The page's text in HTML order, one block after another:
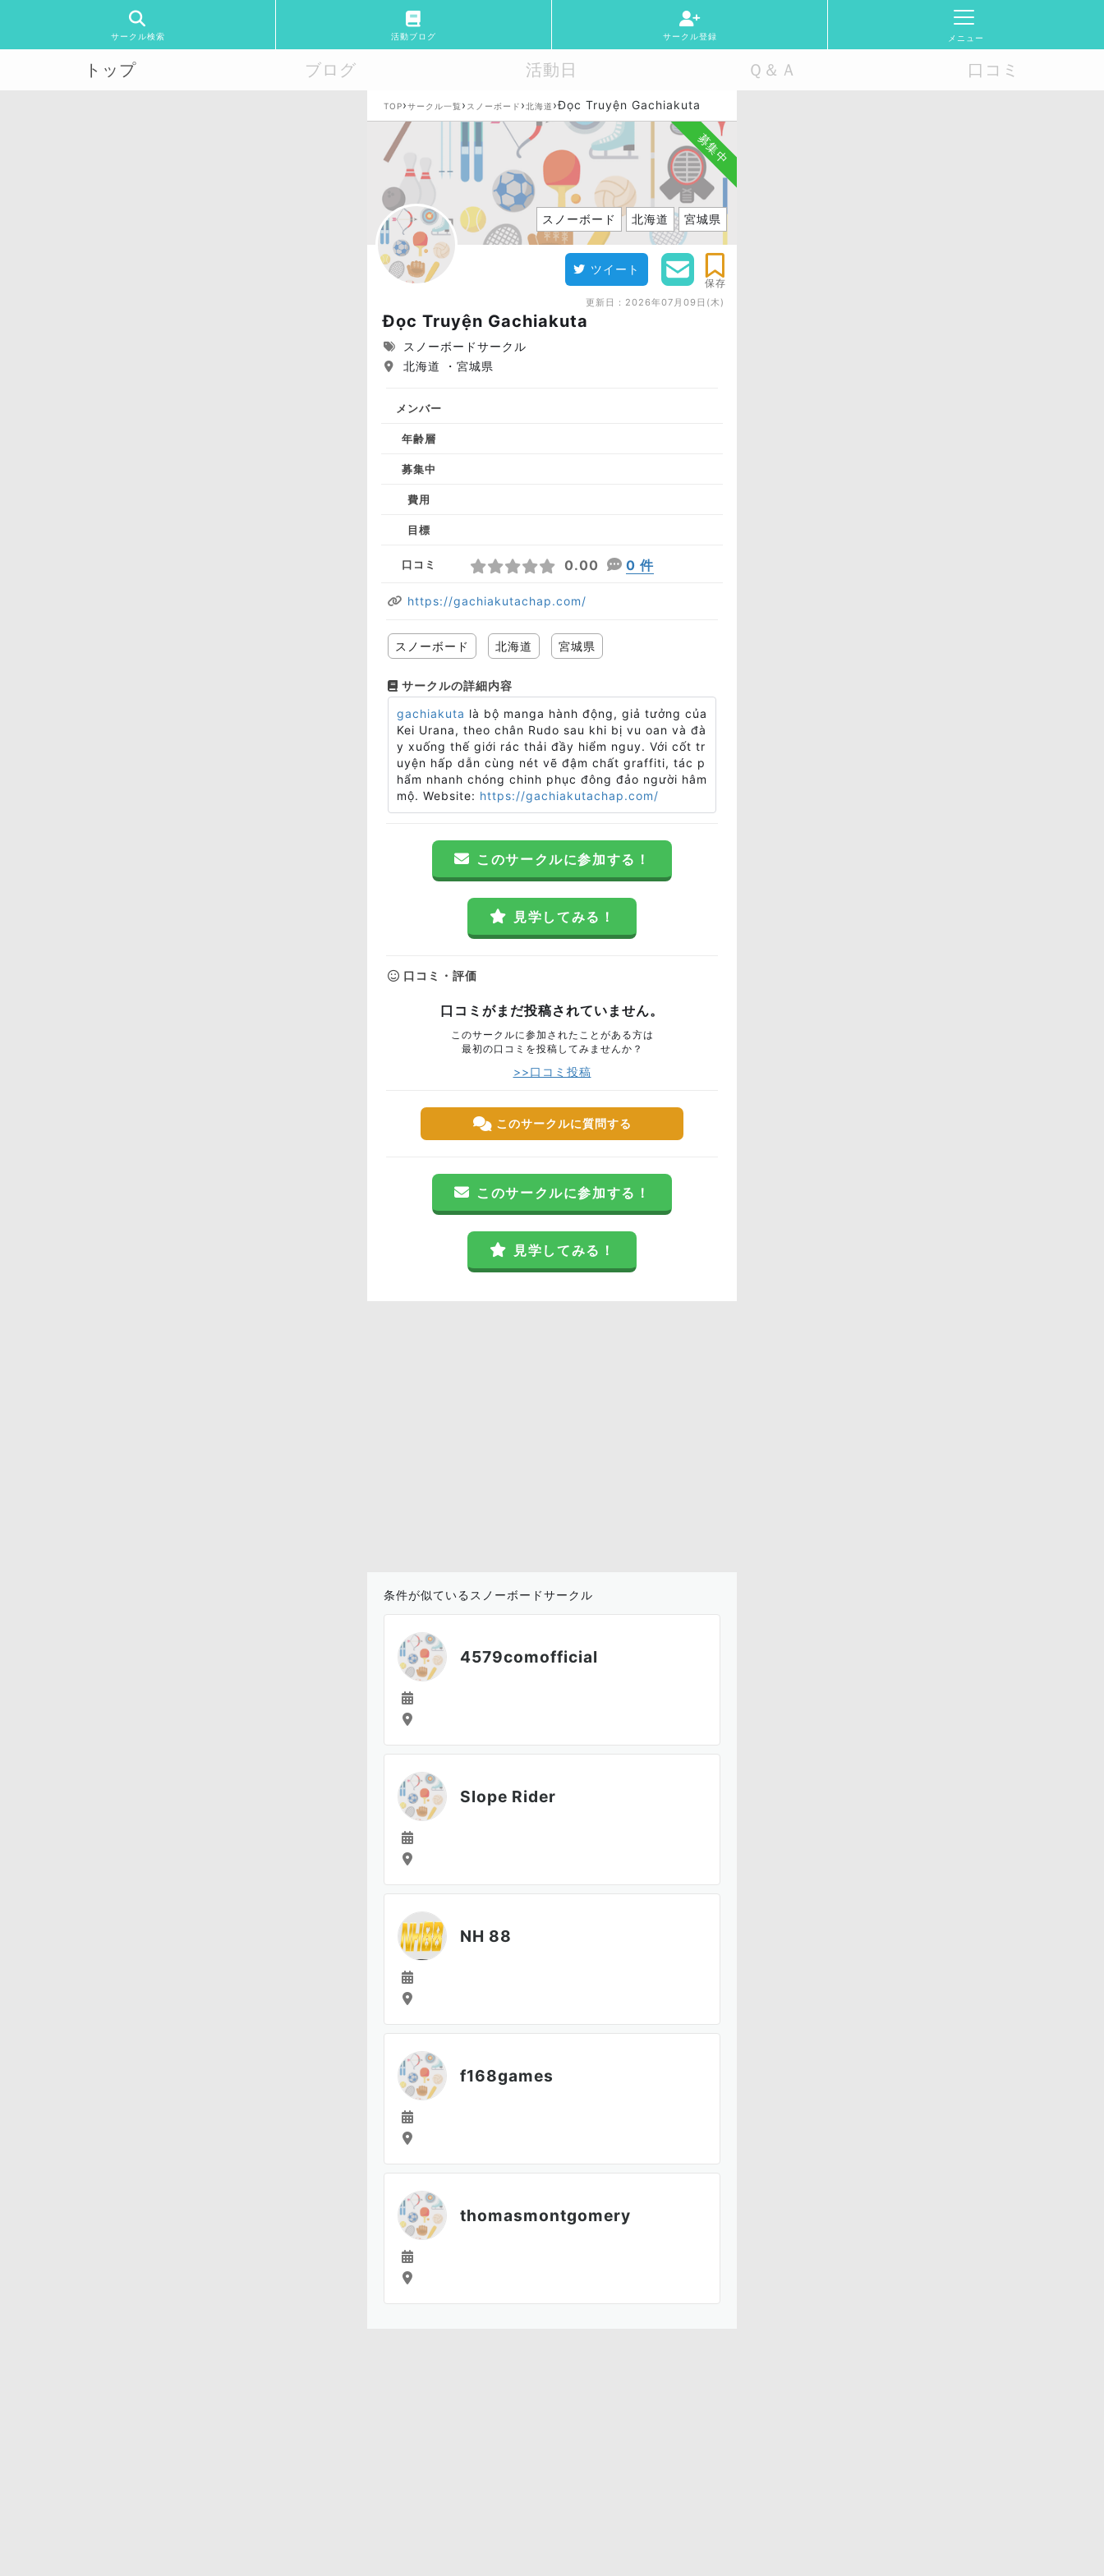
サークル検索 活動ブログ サークル登録 メニュー
トップ ブログ 活動日 Ｑ＆Ａ 口コミ
TOP›サークル一覧 › スノーボード ›北海道 ›Đọc Truyện Gachiakuta
募集中
スノーボード 北海道 宮城県
ツイート
保存
更新日： 2026年07月09日(木)
Đọc Truyện Gachiakuta
スノーボードサークル
北海道 ・宮城県
メンバー
年齢層
募集中
費用
目標
口コミ 0.00 0 件
https://gachiakutachap.com/
スノーボード 北海道 宮城県
サークルの詳細内容
gachiakuta là bộ manga hành động, giả tưởng của
Kei Urana, theo chân Rudo sau khi bị vu oan và đà
y xuống thế giới rác thải đầy hiểm nguy. Với cốt tr
uyện hấp dẫn cùng nét vẽ đậm chất graffiti, tác p
hẩm nhanh chóng chinh phục đông đảo người hâm
mộ. Website: https://gachiakutachap.com/
このサークルに参加する！
見学してみる！
口コミ・評価
口コミがまだ投稿されていません。
このサークルに参加されたことがある方は
最初の口コミを投稿してみませんか？
>>口コミ投稿
このサークルに質問する
このサークルに参加する！
見学してみる！
条件が似ているスノーボードサークル
4579comofficial
Slope Rider
NH 88
f168games
thomasmontgomery